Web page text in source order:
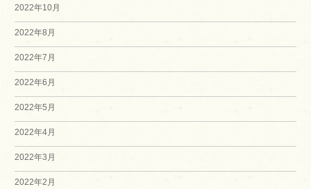
2022年10月
2022年8月
2022年7月
2022年6月
2022年5月
2022年4月
2022年3月
2022年2月